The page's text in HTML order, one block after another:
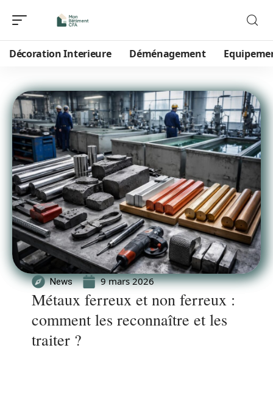
Décoration Interieure Déménagement
News 9 mars 2026
Métaux ferreux et non ferreux :
comment les reconnaître et les
traiter ?